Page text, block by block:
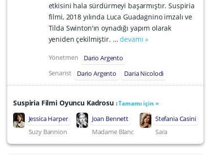
etkisini hala sürdürmeyi başarmıştır. Suspiria
filmi, 2018 yılında Luca Guadagnino imzalı ve
Tilda Swinton'ın oynadığı yapım olarak
yeniden çekilmiştir. …devamı »
Yönetmen
Dario Argento
Senarist
Dario Argento Daria Nicolodi
Suspiria Filmi Oyuncu Kadrosu :Tamamı için »
Jessica Harper
Suzy Bannion
Joan Bennett
Madame Blanc
Stefania Casini
Sara